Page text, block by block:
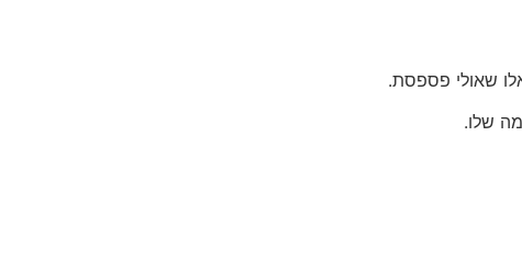
שאולי פספסת.
שלו.